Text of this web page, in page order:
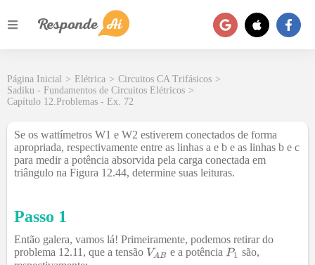
Página Inicial > Elétrica > Circuitos CA Trifásicos >
Sadiku - Fundamentos de Circuitos Elétricos >
Capítulo 12.Problemas - Ex. 72
Se os wattímetros W1 e W2 estiverem conectados de forma
apropriada, respectivamente entre as linhas a e b e as linhas b e c
para medir a potência absorvida pela carga conectada em
triângulo na Figura 12.44, determine suas leituras.
Passo 1
Então galera, vamos lá! Primeiramente, podemos retirar do
problema 12.11, que a tensão
e a potência
são,